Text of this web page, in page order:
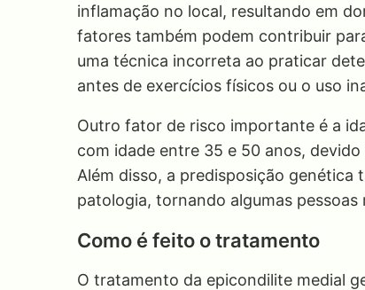
inflamação no local, resultando em
fatores também podem contribuir
uma técnica incorreta ao praticar
antes de exercícios físicos ou o uso
Outro fator de risco importante é a
com idade entre 35 e 50 anos,
Além disso, a predisposição
patologia, tornando algumas
Como é feito o tratamento
O tratamento da epicondilite medial